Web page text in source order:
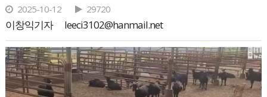
2025-10-12 29720
이창익기자 leeci3102@hanmail.net